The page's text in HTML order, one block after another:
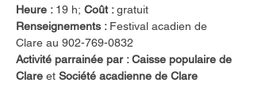
Heure : 19 h; Coût : gratuit
Renseignements : Festival acadien de
Clare au 902-769-0832
Activité parrainée par : Caisse populaire de
Clare et Société acadienne de Clare